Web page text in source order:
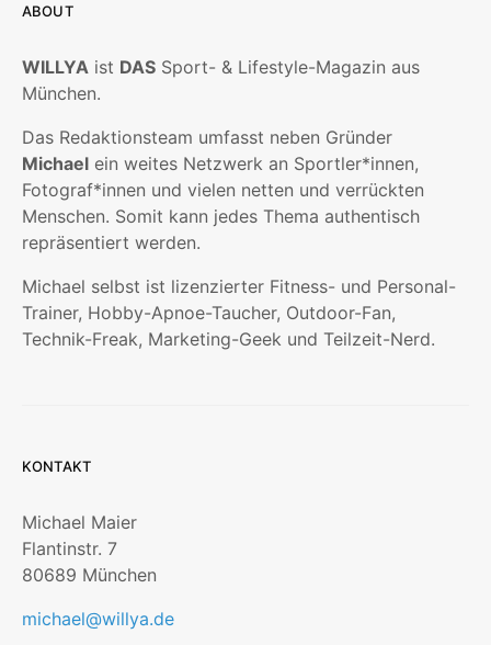
ABOUT
WILLYA ist DAS Sport- & Lifestyle-Magazin aus
München.
Das Redaktionsteam umfasst neben Gründer
Michael ein weites Netzwerk an Sportler*innen,
Fotograf*innen und vielen netten und verrückten
Menschen. Somit kann jedes Thema authentisch
repräsentiert werden.
Michael selbst ist lizenzierter Fitness- und Personal-
Trainer, Hobby-Apnoe-Taucher, Outdoor-Fan,
Technik-Freak, Marketing-Geek und Teilzeit-Nerd.
KONTAKT
Michael Maier
Flantinstr. 7
80689 München
michael@willya.de